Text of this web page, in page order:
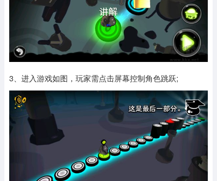
3、进入游戏如图，玩家需点击屏幕控制角色跳跃;